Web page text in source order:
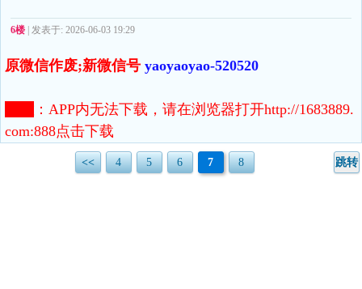
6楼 | 发表于: 2026-06-03 19:29
原微信作废;新微信号 yaoyaoyao-520520
： APP内无法下载，请在浏览器打开http://1683889.
com:888点击下载
<< 4 5 6 7 8 跳转